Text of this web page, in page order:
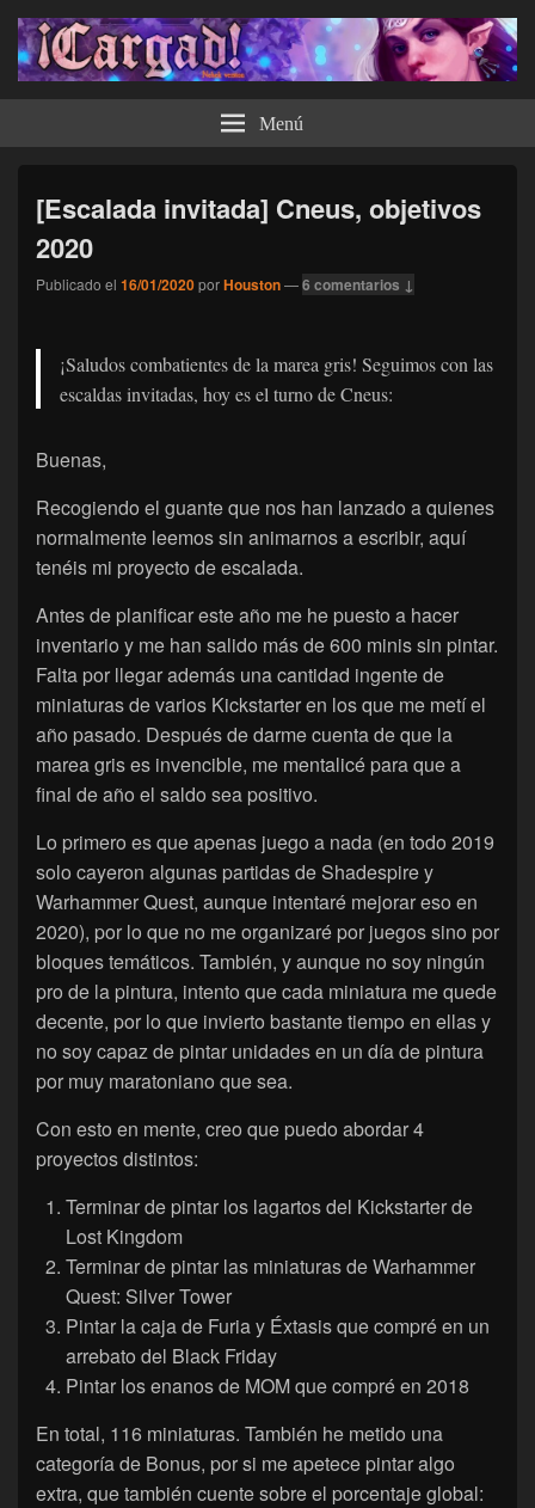
¡Cargad! Menú
[Escalada invitada] Cneus, objetivos
2020
Publicado el 16/01/2020porHouston—6 comentarios ↓
¡Saludos combatientes de la marea gris! Seguimos con las
escaldas invitadas, hoy es el turno de Cneus:
Buenas,
Recogiendo el guante que nos han lanzado a quienes
normalmente leemos sin animarnos a escribir, aquí
tenéis mi proyecto de escalada.
Antes de planificar este año me he puesto a hacer
inventario y me han salido más de 600 minis sin pintar.
Falta por llegar además una cantidad ingente de
miniaturas de varios Kickstarter en los que me metí el
año pasado. Después de darme cuenta de que la
marea gris es invencible, me mentalicé para que a
final de año el saldo sea positivo.
Lo primero es que apenas juego a nada (en todo 2019
solo cayeron algunas partidas de Shadespire y
Warhammer Quest, aunque intentaré mejorar eso en
2020), por lo que no me organizaré por juegos sino por
bloques temáticos. También, y aunque no soy ningún
pro de la pintura, intento que cada miniatura me quede
decente, por lo que invierto bastante tiempo en ellas y
no soy capaz de pintar unidades en un día de pintura
por muy maratoniano que sea.
Con esto en mente, creo que puedo abordar 4
proyectos distintos:
Terminar de pintar los lagartos del Kickstarter de
Lost Kingdom
Terminar de pintar las miniaturas de Warhammer
Quest: Silver Tower
Pintar la caja de Furia y Éxtasis que compré en un
arrebato del Black Friday
Pintar los enanos de MOM que compré en 2018
En total, 116 miniaturas. También he metido una
categoría de Bonus, por si me apetece pintar algo
extra, que también cuente sobre el porcentaje global: